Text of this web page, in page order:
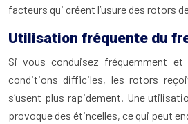
facteurs qui créent l’usure des rotors
Utilisation fréquente du
Si vous conduisez fréquemment et
conditions difficiles, les rotors
s’usent plus rapidement. Une
provoque des étincelles, ce qui peut